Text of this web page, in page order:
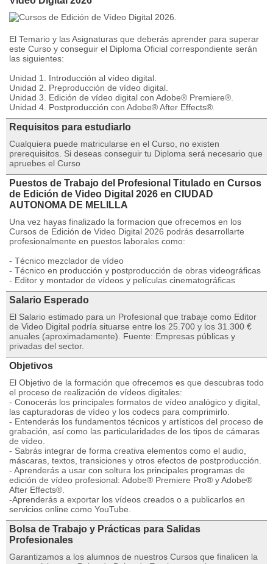
El Temario y las Asignaturas que deberás aprender para superar
este Curso y conseguir el Diploma Oficial correspondiente serán
las siguientes:
Unidad 1. Introducción al vídeo digital.
Unidad 2. Preproducción de vídeo digital.
Unidad 3. Edición de vídeo digital con Adobe® Premiere®.
Unidad 4. Postproducción con Adobe® After Effects®.
Requisitos para estudiarlo
Cualquiera puede matricularse en el Curso, no existen
prerequisitos. Si deseas conseguir tu Diploma será necesario que
apruebes el Curso
Puestos de Trabajo del Profesional Titulado en Cursos
de Edición de Video Digital 2026 en CIUDAD
AUTONOMA DE MELILLA
Una vez hayas finalizado la formacion que ofrecemos en los
Cursos de Edición de Video Digital 2026 podrás desarrollarte
profesionalmente en puestos laborales como:
- Técnico mezclador de vídeo
- Técnico en producción y postproducción de obras videográficas
- Editor y montador de vídeos y películas cinematográficas
Salario Esperado
El Salario estimado para un Profesional que trabaje como Editor
de Video Digital podría situarse entre los 25.700 y los 31.300 €
anuales (aproximadamente). Fuente: Empresas públicas y
privadas del sector.
Objetivos
El Objetivo de la formación que ofrecemos es que descubras todo
el proceso de realización de vídeos digitales:
- Conocerás los principales formatos de vídeo analógico y digital,
las capturadoras de vídeo y los codecs para comprimirlo.
- Entenderás los fundamentos técnicos y artísticos del proceso de
grabación, así como las particularidades de los tipos de cámaras
de vídeo.
- Sabrás integrar de forma creativa elementos como el audio,
máscaras, textos, transiciones y otros efectos de postproducción.
- Aprenderás a usar con soltura los principales programas de
edición de vídeo profesional: Adobe® Premiere Pro® y Adobe®
After Effects®.
-Aprenderás a exportar los vídeos creados o a publicarlos en
servicios online como YouTube.
Bolsa de Trabajo y Prácticas para Salidas
Profesionales
Garantizamos a los alumnos de nuestros Cursos que finalicen la